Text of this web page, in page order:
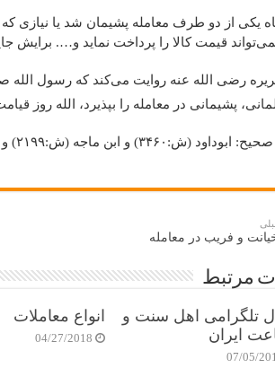
یکی از دو طرف معامله پشیمان شد یا نیازی
قیمت کالا را پرداخت نماید و…. برایش
رضی الله عنه روایت می‌کند که رسول
پشیمانی در معامله را بپذیرد، الله روز
ابوداود (ش:۳۴۶۰) و ابن ماجه (ش:۲۱۹۹) و این متن ابن ماجه است.
و فریب در معامله
مرتبط
تلگرامی اهل سنت و
ایران
07/05/
انواع معاملات
04/27/2018